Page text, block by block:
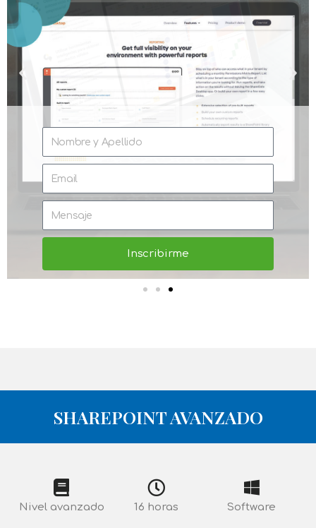
Inscribirme
SHAREPOINT AVANZADO
Nivel avanzado 16 horas Software